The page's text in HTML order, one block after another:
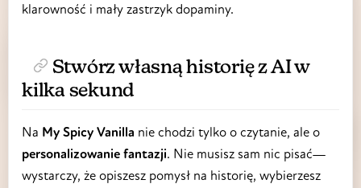
klarowność i mały zastrzyk dopaminy.
Stwórz własną historię z AI w
kilka sekund
Na My Spicy Vanilla nie chodzi tylko o czytanie, ale o
personalizowanie fantazji. Nie musisz sam nic pisać—
wystarczy, że opiszesz pomysł na historię, wybierzesz